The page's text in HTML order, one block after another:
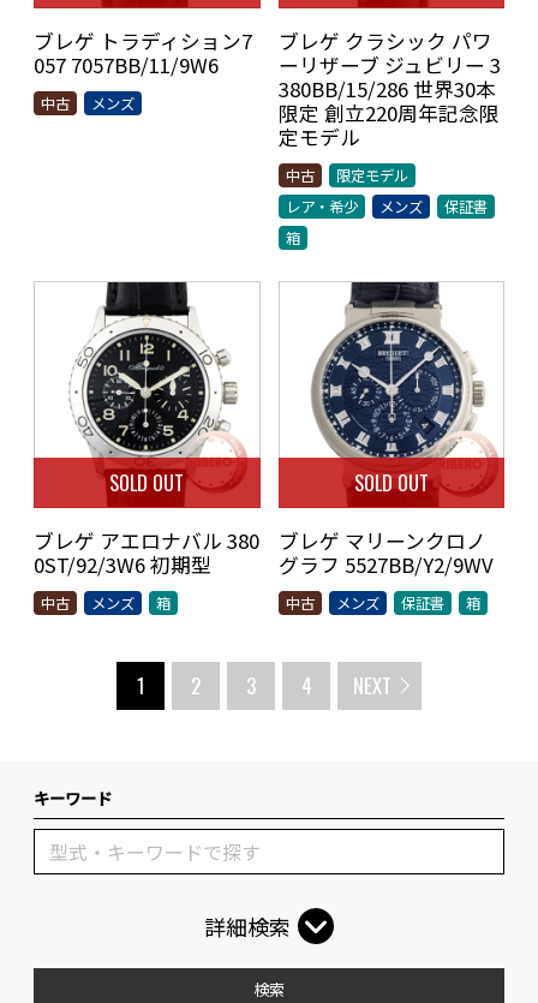
ブレゲ トラディション7
057 7057BB/11/9W6
中古 メンズ
ブレゲ クラシック パワ
ーリザーブ ジュビリー 3
380BB/15/286 世界30本
限定 創立220周年記念限
定モデル
中古
限定モデル
レア・希少
メンズ
保証書
箱
SOLD OUT
ブレゲ アエロナバル 380
0ST/92/3W6 初期型
中古 メンズ 箱
SOLD OUT
ブレゲ マリーンクロノ
グラフ 5527BB/Y2/9WV
中古 メンズ 保証書 箱
1 2 3 4 NEXT
キーワード
詳細検索
検索